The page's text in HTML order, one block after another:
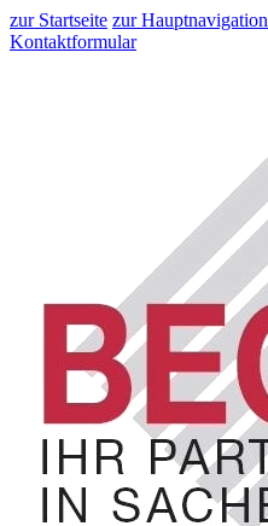
zur Startseite zur Hauptnavigation
Kontaktformular